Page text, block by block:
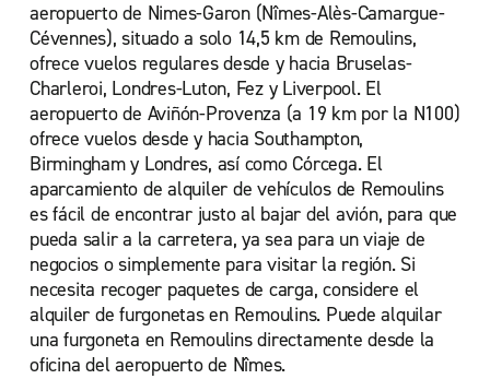
aeropuerto de Nimes-Garon (Nîmes-Alès-Camargue-
Cévennes), situado a solo 14,5 km de Remoulins,
ofrece vuelos regulares desde y hacia Bruselas-
Charleroi, Londres-Luton, Fez y Liverpool. El
aeropuerto de Aviñón-Provenza (a 19 km por la N100)
ofrece vuelos desde y hacia Southampton,
Birmingham y Londres, así como Córcega. El
aparcamiento de alquiler de vehículos de Remoulins
es fácil de encontrar justo al bajar del avión, para que
pueda salir a la carretera, ya sea para un viaje de
negocios o simplemente para visitar la región. Si
necesita recoger paquetes de carga, considere el
alquiler de furgonetas en Remoulins. Puede alquilar
una furgoneta en Remoulins directamente desde la
oficina del aeropuerto de Nîmes.